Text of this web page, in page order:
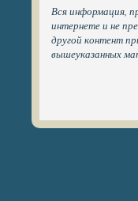
Вся информация,
интернете и не
другой контент
вышеуказанных